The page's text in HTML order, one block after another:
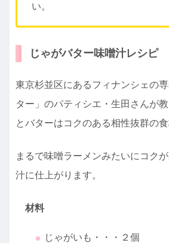
い。
じゃがバター味噌汁レシピ
東京杉並区にあるフィナンシェの
ター」のパティシエ・生田さんが
とバターはコクのある相性抜群の食
まるで味噌ラーメンみたいにコク
汁に仕上がります。
材料
じゃがいも・・・２個